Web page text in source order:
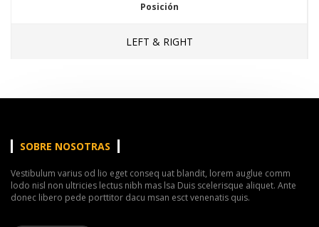
Posición
LEFT & RIGHT
SOBRE NOSOTRAS
Vestibulum varius od lio eget conseq uat blandit, lorem auglue comm
lodo nisl non ultricies lectus nibh mas lsa Duis scelerisque aliquet. Ante
donec libero pede porttitor dacu msan esct venenatis quis.